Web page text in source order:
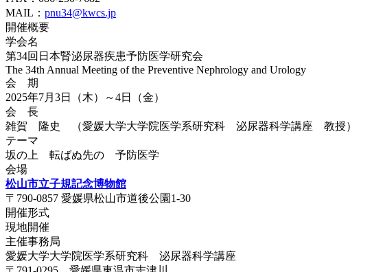
MAIL： pnu34@kwcs.jp
開催概要
学会名
第34回日本腎泌尿器疾患予防医学研究会
The 34th Annual Meeting of the Preventive Nephrology and Urology
会 期
2025年7月3日（木）～4日（金）
会 長
雑賀 隆史 （愛媛大学大学院医学系研究科 泌尿器科学講座 教授）
テーマ
坂の上 転ばぬ先の 予防医学
会場
松山市立子規記念博物館
〒790-0857 愛媛県松山市道後公園1-30
開催形式
現地開催
主催事務局
愛媛大学大学院医学系研究科 泌尿器科学講座